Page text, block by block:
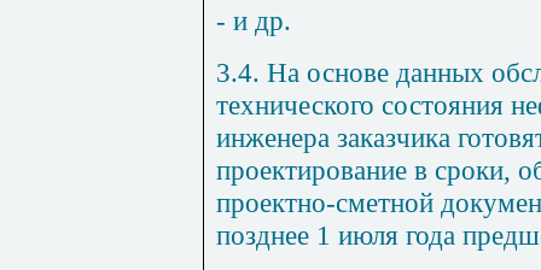
- и др.
3.4. На основе данных
технического состояния
инженера заказчика
проектирование в сроки,
проектно-сметной
позднее 1 июля года